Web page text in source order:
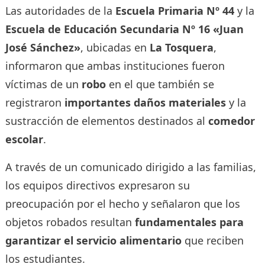
Las autoridades de la Escuela Primaria Nº 44y la
Escuela de Educación Secundaria Nº 16 «Juan
José Sánchez», ubicadas en La Tosquera,
informaron que ambas instituciones fueron
víctimas de un roboen el que también se
registraron importantes daños materialesy la
sustracción de elementos destinados al comedor
escolar.
A través de un comunicado dirigido a las familias,
los equipos directivos expresaron su
preocupación por el hecho y señalaron que los
objetos robados resultan fundamentales para
garantizar el servicio alimentarioque reciben
los estudiantes.